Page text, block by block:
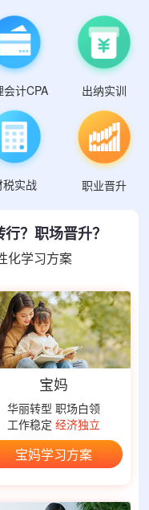
会计CPA 出纳实训
税实战 职业晋升
？职场晋升？
化学习方案
宝妈
华丽转型 职场白领
工作稳定经济独立
宝妈学习方案